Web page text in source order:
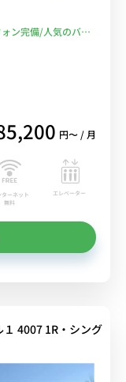
ン完備/人気のバス･
可能■選べるWi-Fi
円〜 / 月
ターネット
無料
エレベーター
4007 1R・シング